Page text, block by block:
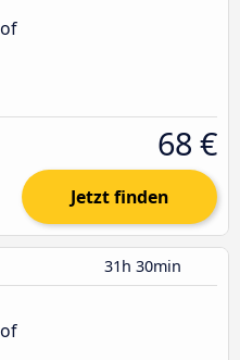
68 €
Jetzt finden
31h 30min